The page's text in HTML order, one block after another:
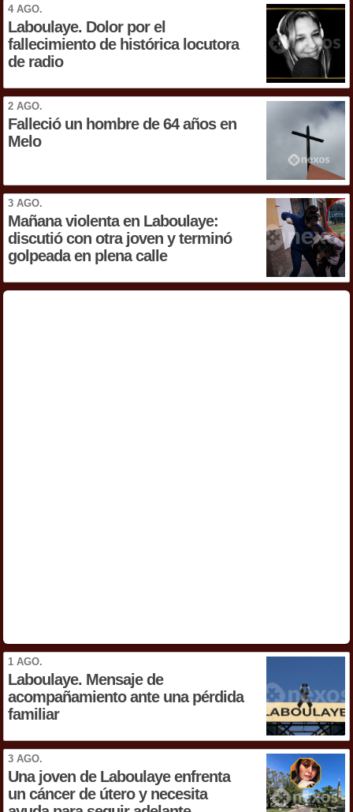
4 AGO.
Laboulaye. Dolor por el
fallecimiento de histórica locutora
de radio
2 AGO.
Falleció un hombre de 64 años en
Melo
3 AGO.
Mañana violenta en Laboulaye:
discutió con otra joven y terminó
golpeada en plena calle
1 AGO.
Laboulaye. Mensaje de
acompañamiento ante una pérdida
familiar
3 AGO.
Una joven de Laboulaye enfrenta
un cáncer de útero y necesita